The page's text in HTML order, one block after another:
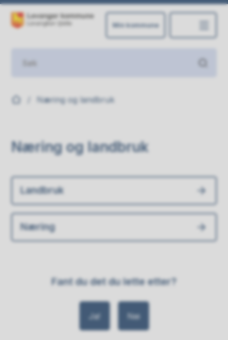
Min kommune
Du er her:Næring og landbruk
Næring og landbruk
Landbruk
Næring
Fant du det du lette etter?
Ja Nei